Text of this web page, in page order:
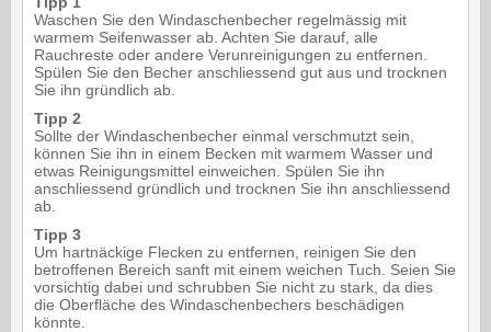
Waschen Sie den Windaschenbecher regelmässig mit
warmem Seifenwasser ab. Achten Sie darauf, alle
Rauchreste oder andere Verunreinigungen zu entfernen.
Spülen Sie den Becher anschliessend gut aus und trocknen
Sie ihn gründlich ab.
Tipp 2
Sollte der Windaschenbecher einmal verschmutzt sein,
können Sie ihn in einem Becken mit warmem Wasser und
etwas Reinigungsmittel einweichen. Spülen Sie ihn
anschliessend gründlich und trocknen Sie ihn anschliessend
ab.
Tipp 3
Um hartnäckige Flecken zu entfernen, reinigen Sie den
betroffenen Bereich sanft mit einem weichen Tuch. Seien Sie
vorsichtig dabei und schrubben Sie nicht zu stark, da dies
die Oberfläche des Windaschenbechers beschädigen
könnte.